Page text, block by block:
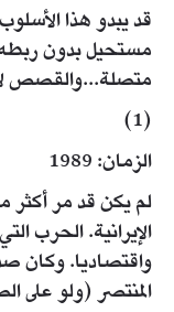
قد يبدو هذا
مستحيل بدون ربطه
متصلة...والقصص
(1)
الزمان: 1989
لم يكن قد مر أكثر
الإيرانية. الحرب
واقتصاديا. وكان
المنتصر (ولو على